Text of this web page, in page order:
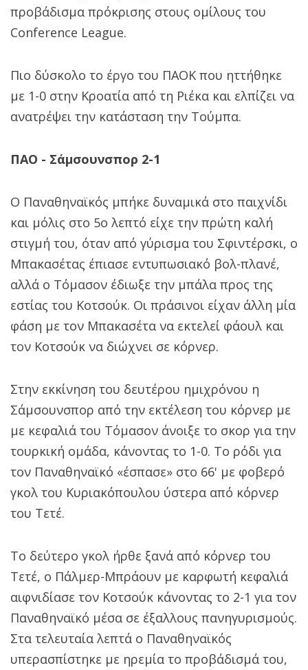
προβάδισμα πρόκρισης στους ομίλους του
Conference League.
Πιο δύσκολο το έργο του ΠΑΟΚ που ηττήθηκε
με 1-0 στην Κροατία από τη Ριέκα και ελπίζει να
ανατρέψει την κατάσταση την Τούμπα.
ΠΑΟ - Σάμσουνσπορ 2-1
Ο Παναθηναϊκός μπήκε δυναμικά στο παιχνίδι
και μόλις στο 5ο λεπτό είχε την πρώτη καλή
στιγμή του, όταν από γύρισμα του Σφιντέρσκι, ο
Μπακασέτας έπιασε εντυπωσιακό βολ-πλανέ,
αλλά ο Τόμασον έδιωξε την μπάλα προς της
εστίας του Κοτσούκ. Οι πράσινοι είχαν άλλη μία
φάση με τον Μπακασέτα να εκτελεί φάουλ και
τον Κοτσούκ να διώχνει σε κόρνερ.
Στην εκκίνηση του δευτέρου ημιχρόνου η
Σάμσουνσπορ από την εκτέλεση του κόρνερ με
με κεφαλιά του Τόμασον άνοιξε το σκορ για την
τουρκική ομάδα, κάνοντας το 1-0. Το ρόδι για
τον Παναθηναϊκό «έσπασε» στο 66' με φοβερό
γκολ του Κυριακόπουλου ύστερα από κόρνερ
του Τετέ.
Το δεύτερο γκολ ήρθε ξανά από κόρνερ του
Τετέ, ο Πάλμερ-Μπράουν με καρφωτή κεφαλιά
αιφνιδίασε τον Κοτσούκ κάνοντας το 2-1 για τον
Παναθηναϊκό μέσα σε έξαλλους πανηγυρισμούς.
Στα τελευταία λεπτά ο Παναθηναϊκός
υπερασπίστηκε με ηρεμία το προβάδισμά του,